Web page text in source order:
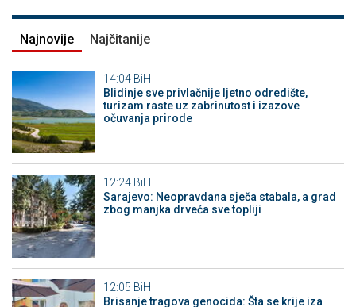
Najnovije Najčitanije
14:04 BiH
Blidinje sve privlačnije ljetno odredište,
turizam raste uz zabrinutost i izazove
očuvanja prirode
12:24 BiH
Sarajevo: Neopravdana sječa stabala, a grad
zbog manjka drveća sve topliji
12:05 BiH
Brisanje tragova genocida: Šta se krije iza